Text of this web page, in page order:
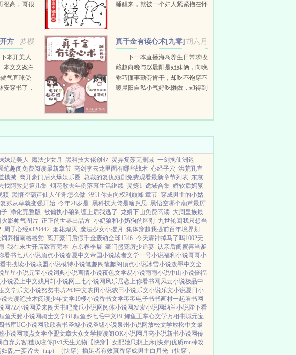
很高，哥很
睡醒来，就被一个妇人紧紧抱在怀
萝樱
方
本开美人
本文文案白
气直球受
安穿书了，
...
胡六月
真千金有读心术[九零]
下一本直播海岛养生日常求收
藏赵向晚与赵晨阳是姐妹俩，向晚
乖巧懂事勤劳肯干，却吃不饱穿不
暖晨阳自私小气好吃懒做，却得到
了读心...
妹是美人 魔法少女月 黑科技大佬创业 灵异复苏无删减 一剑挽仙洲迟
笔趣阁免费阅读最新章节 亮剑李云龙里面有哪些战术 心经子穴 洪荒孔宣
撲滅 离开豪门后火爆娱乐圈 总裁的复仇短剧免费观看最新章节列表 东京
找阿敦是第几集 烟花散去年例落幕生活继续 灵笼1 诡域合集 娇软后妈赢
频 黑悟空葫芦仙人任务怎么做 没让你走向权利巅峰 章节 穿成男主的小姑
苏从草就变强开始 今年28岁是 黑科技大佬是啥意思 黑悟空哪个葫芦最厉
净化完整版 被偏执小狼狗缠上后我逃了 龙婿下山免费阅读 大周皇族最
火影帅气图片 正正的世界出品方 小奶狼和小奶狗的区别
九世轮回我只想当
周子心经a320442 烟花熄灭 魔法少女小撄月
集体穿越我提前百年境界划
养指南格格党 离开豪门后假千金轰动全球1346 今天霖神掉马了吗1002无
我在末世开店致富完本 东京春季展 豪门盛宠厉少追妻 认亲后闺蜜喜当爹
看书七八小说顶点小说春夏中文帝国小说读者文学一号小说福利小说哥哥小
书搜读小说联盟小说模特小说笔趣阁笔趣阁顶点小说冰雪小说泼墨中文全
星星小说元宝小说词典小说言情小说夜色文学易小说雨雨小说中山小说倍福
说爱上中文残月轩小说网 三七小说网 风乐居恋上你看书网 风云小说极品中
文学乐文小说努努书坊263中文农田小说农田小说乐文小说乐文小说夏日小
去读笔技术阅读少年文学19楼小说香书文学零零电子书书画村一起看书网
网7Z小说网爱来阁 天书吧魔爪小说网 阅体小说网发发小说网纳兰小说陛下看
鱼 天籁小说网骑士文学BL鲤鱼乡七毛中文BL鲤鱼王掌心文学万相书城元宝
书库UC小说网 欣欣看书圣墟小说圣墟小说泉州小说网放松文学放松中文最
小说网顶点文学华盟文章大众文学搜读阁OK小说网 月亮小说新书小说网传
自弃房客|糙汉咬你|1v1天生尤物【快穿】 女配她只想上床(快穿)优质rou棒攻
|乱一妾皆夫（np） （快穿）插足者有效真香穿成男主白月光（快穿，